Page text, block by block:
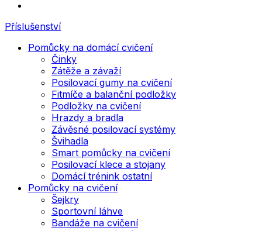
Příslušenství
Pomůcky na domácí cvičení
Činky
Zátěže a závaží
Posilovací gumy na cvičení
Fitmíče a balanční podložky
Podložky na cvičení
Hrazdy a bradla
Závěsné posilovací systémy
Švihadla
Smart pomůcky na cvičení
Posilovací klece a stojany
Domácí trénink ostatní
Pomůcky na cvičení
Šejkry
Sportovní láhve
Bandáže na cvičení